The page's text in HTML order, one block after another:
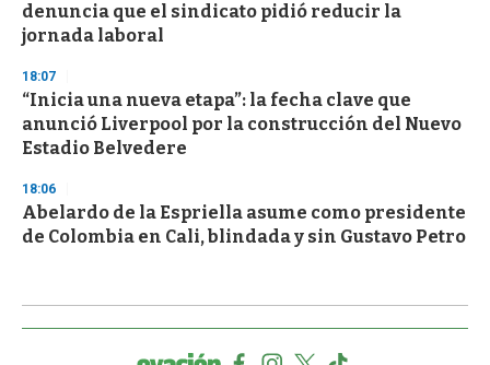
denuncia que el sindicato pidió reducir la
jornada laboral
18:07
“Inicia una nueva etapa”: la fecha clave que
anunció Liverpool por la construcción del Nuevo
Estadio Belvedere
18:06
Abelardo de la Espriella asume como presidente
de Colombia en Cali, blindada y sin Gustavo Petro